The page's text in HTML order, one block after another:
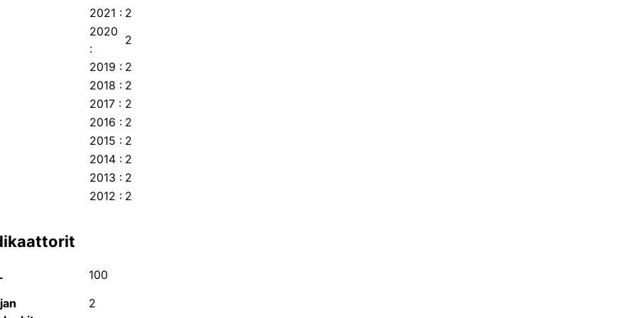
Julkaisukanava on joko välittömästi avoin, sallii välittömän rinnakkaistallennuksen tai kuuluu
FinElib-etuuden piiriin.
Julkaisukanava ei mahdollista välitöntä avoimuutta tai avoimuudesta ei ole tietoa.
2021 : 2
2020
:
2
2019 : 2
2018 : 2
2017 : 2
2016 : 2
2015 : 2
2014 : 2
2013 : 2
2012 : 2
100
2